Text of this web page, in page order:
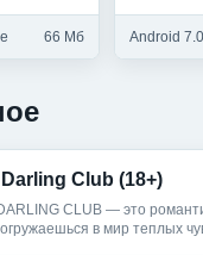
66 Мб Android
Club (18+)
CLUB — это
в мир теплых